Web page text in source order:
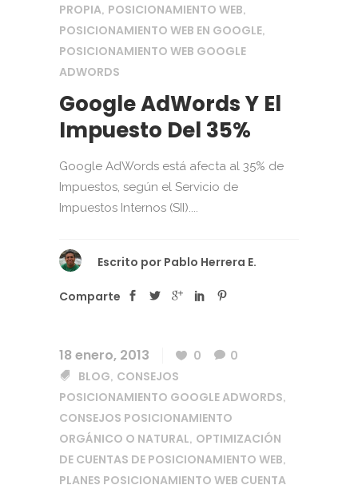
PROPIA, POSICIONAMIENTO WEB,
POSICIONAMIENTO WEB EN GOOGLE,
POSICIONAMIENTO WEB GOOGLE
ADWORDS
Google AdWords Y El
Impuesto Del 35%
Google AdWords está afecta al 35% de
Impuestos, según el Servicio de
Impuestos Internos (SII)....
Escrito por Pablo Herrera E.
Comparte
18 enero, 2013 0
0
BLOG, CONSEJOS
POSICIONAMIENTO GOOGLE ADWORDS,
CONSEJOS POSICIONAMIENTO
ORGÁNICO O NATURAL, OPTIMIZACIÓN
DE CUENTAS DE POSICIONAMIENTO WEB,
PLANES POSICIONAMIENTO WEB CUENTA